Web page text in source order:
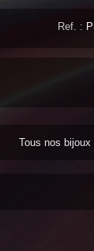
Ref. :
Tous nos